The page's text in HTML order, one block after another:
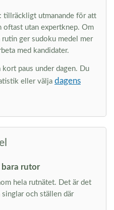
tillräckligt utmanande för att
oftast utan expertknep. Om
ger sudoku medel mer
med kandidater.
paus under dagen. Du
eller välja dagens
rutor
hela rutnätet. Det är det
och ställen där